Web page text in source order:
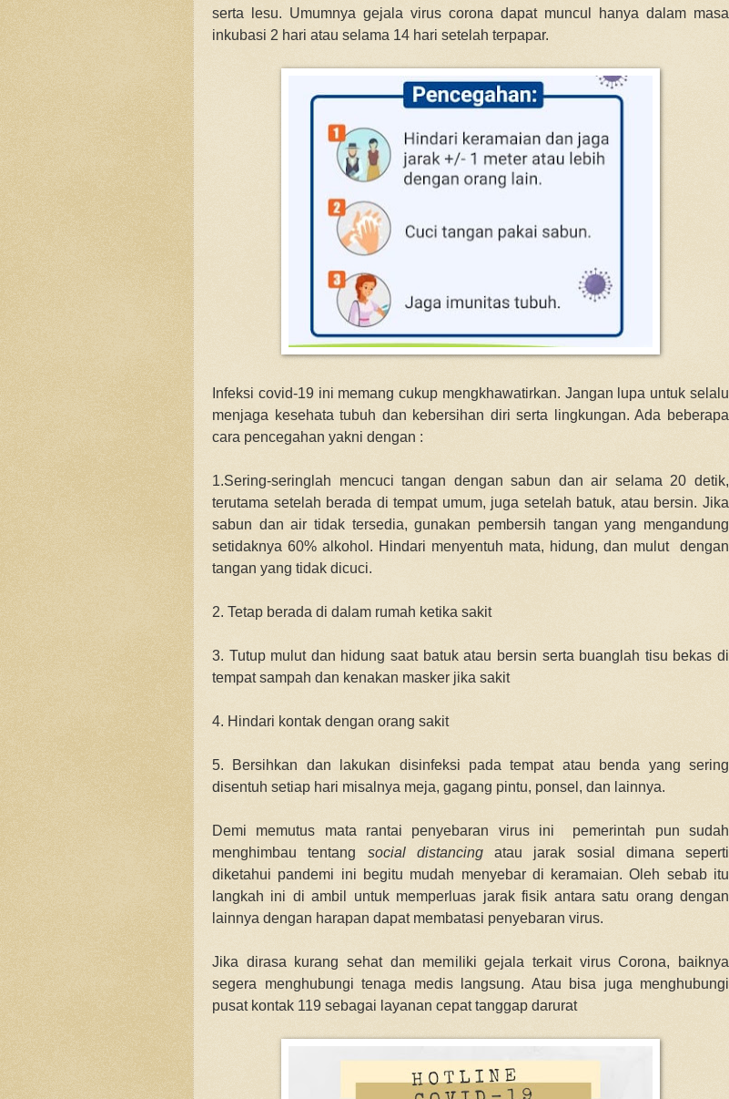
serta lesu. Umumnya gejala virus corona dapat muncul hanya dalam masa
inkubasi 2 hari atau selama 14 hari setelah terpapar.
Infeksi covid-19 ini memang cukup mengkhawatirkan. Jangan lupa untuk selalu
menjaga kesehata tubuh dan kebersihan diri serta lingkungan. Ada beberapa
cara pencegahan yakni dengan :
1.Sering-seringlah mencuci tangan dengan sabun dan air selama 20 detik,
terutama setelah berada di tempat umum, juga setelah batuk, atau bersin. Jika
sabun dan air tidak tersedia, gunakan pembersih tangan yang mengandung
setidaknya 60% alkohol. Hindari menyentuh mata, hidung, dan mulut dengan
tangan yang tidak dicuci.
2. Tetap berada di dalam rumah ketika sakit
3. Tutup mulut dan hidung saat batuk atau bersin serta buanglah tisu bekas di
tempat sampah dan kenakan masker jika sakit
4. Hindari kontak dengan orang sakit
5. Bersihkan dan lakukan disinfeksi pada tempat atau benda yang sering
disentuh setiap hari misalnya meja, gagang pintu, ponsel, dan lainnya.
Demi memutus mata rantai penyebaran virus ini pemerintah pun sudah
menghimbau tentang social distancingatau jarak sosial dimana seperti
diketahui pandemi ini begitu mudah menyebar di keramaian. Oleh sebab itu
langkah ini di ambil untuk memperluas jarak fisik antara satu orang dengan
lainnya dengan harapan dapat membatasi penyebaran virus.
Jika dirasa kurang sehat dan memiliki gejala terkait virus Corona, baiknya
segera menghubungi tenaga medis langsung. Atau bisa juga menghubungi
pusat kontak 119 sebagai layanan cepat tanggap darurat